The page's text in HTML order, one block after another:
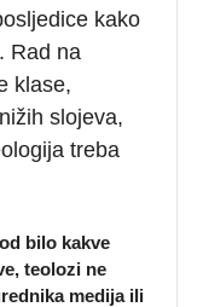
kako
Rad na
klase,
slojeva,
treba
bilo kakve
teolozi ne
medija ili